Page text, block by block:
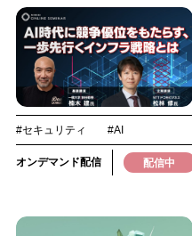
#セキュリティ #AI
オンデマンド配信 配信中